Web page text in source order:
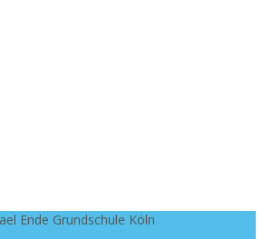
Ende Grundschule Köln